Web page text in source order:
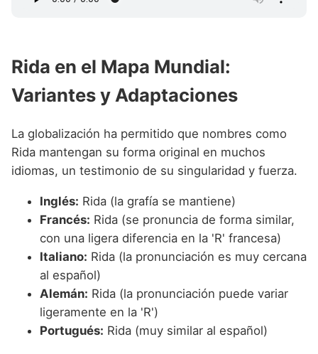
Rida en el Mapa Mundial:
Variantes y Adaptaciones
La globalización ha permitido que nombres como
Rida mantengan su forma original en muchos
idiomas, un testimonio de su singularidad y fuerza.
Inglés: Rida (la grafía se mantiene)
Francés: Rida (se pronuncia de forma similar,
con una ligera diferencia en la 'R' francesa)
Italiano: Rida (la pronunciación es muy cercana
al español)
Alemán: Rida (la pronunciación puede variar
ligeramente en la 'R')
Portugués: Rida (muy similar al español)